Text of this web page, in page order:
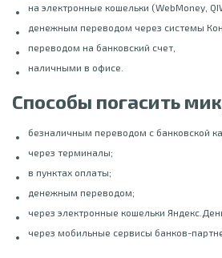
на электронные кошельки (WebMoney,
денежным переводом через системы
переводом на банковский счет,
наличными в офисе.
Способы погасить
безналичным переводом с банковской
через терминалы;
в пунктах оплаты;
денежным переводом;
через электронные кошельки
через мобильные сервисы банков-